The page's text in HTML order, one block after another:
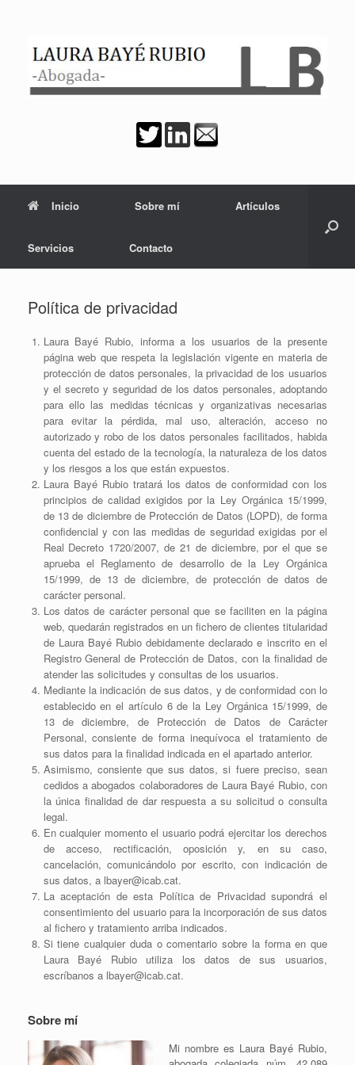
Inicio Sobre mí Artículos
Servicios Contacto
Política de privacidad
Laura Bayé Rubio, informa a los usuarios de la presente
página web que respeta la legislación vigente en materia de
protección de datos personales, la privacidad de los usuarios
y el secreto y seguridad de los datos personales, adoptando
para ello las medidas técnicas y organizativas necesarias
para evitar la pérdida, mal uso, alteración, acceso no
autorizado y robo de los datos personales facilitados, habida
cuenta del estado de la tecnología, la naturaleza de los datos
y los riesgos a los que están expuestos.
Laura Bayé Rubio tratará los datos de conformidad con los
principios de calidad exigidos por la Ley Orgánica 15/1999,
de 13 de diciembre de Protección de Datos (LOPD), de forma
confidencial y con las medidas de seguridad exigidas por el
Real Decreto 1720/2007, de 21 de diciembre, por el que se
aprueba el Reglamento de desarrollo de la Ley Orgánica
15/1999, de 13 de diciembre, de protección de datos de
carácter personal.
Los datos de carácter personal que se faciliten en la página
web, quedarán registrados en un fichero de clientes titularidad
de Laura Bayé Rubio debidamente declarado e inscrito en el
Registro General de Protección de Datos, con la finalidad de
atender las solicitudes y consultas de los usuarios.
Mediante la indicación de sus datos, y de conformidad con lo
establecido en el artículo 6 de la Ley Orgánica 15/1999, de
13 de diciembre, de Protección de Datos de Carácter
Personal, consiente de forma inequívoca el tratamiento de
sus datos para la finalidad indicada en el apartado anterior.
Asimismo, consiente que sus datos, si fuere preciso, sean
cedidos a abogados colaboradores de Laura Bayé Rubio, con
la única finalidad de dar respuesta a su solicitud o consulta
legal.
En cualquier momento el usuario podrá ejercitar los derechos
de acceso, rectificación, oposición y, en su caso,
cancelación, comunicándolo por escrito, con indicación de
sus datos, a lbayer@icab.cat.
La aceptación de esta Política de Privacidad supondrá el
consentimiento del usuario para la incorporación de sus datos
al fichero y tratamiento arriba indicados.
Si tiene cualquier duda o comentario sobre la forma en que
Laura Bayé Rubio utiliza los datos de sus usuarios,
escríbanos a lbayer@icab.cat.
Sobre mí
Mi nombre es Laura Bayé Rubio,